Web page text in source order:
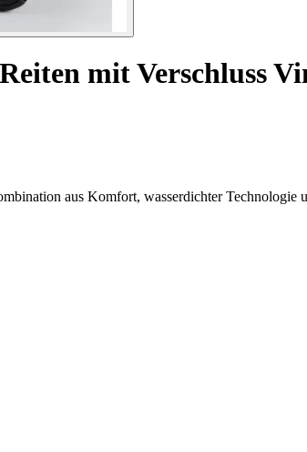
mit Verschluss
aus Komfort, wasserdichter Technologie